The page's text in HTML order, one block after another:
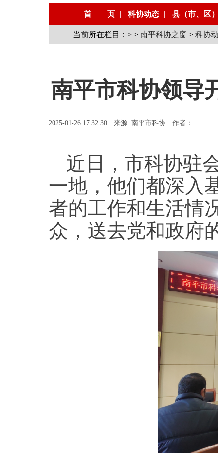
首 页 | 科协动态 | 县（市、区
当前所在栏目：> > 南平科协之窗 > 科协
南平市科协领导
2025-01-26 17:32:30 来源: 南平市科协 作者：
近日，市科协驻
一地，他们都深入
者的工作和生活情
众，送去党和政府